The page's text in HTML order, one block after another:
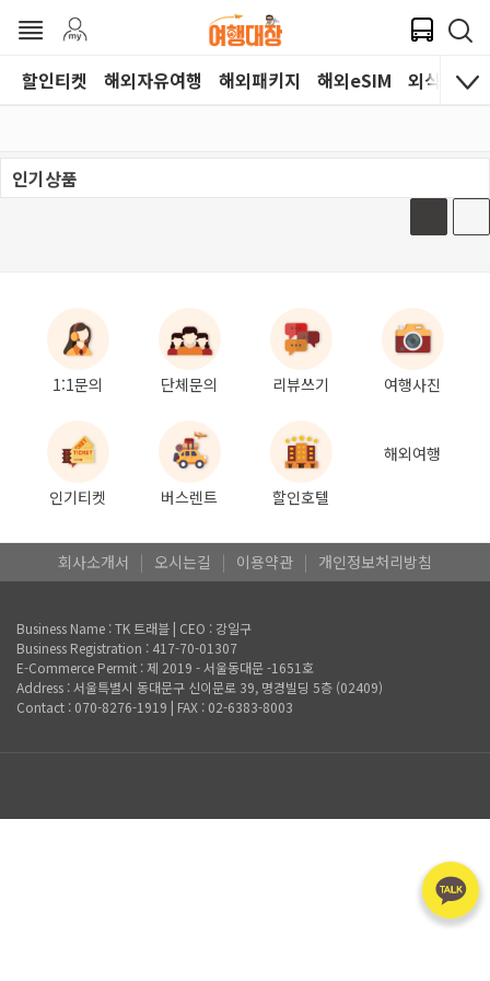
할인티켓 해외자유여행 해외패키지 해외eSIM 외식쿠폰
1:1문의 단체문의 리뷰쓰기 여행사진
인기티켓 버스렌트 할인호텔
해외여행
회사소개서 오시는길 이용약관 개인정보처리방침
Business Name : TK 트래블 | CEO : 강일구
Business Registration : 417-70-01307
E-Commerce Permit : 제 2019 - 서울동대문 -1651호
Address : 서울특별시 동대문구 신이문로 39, 명경빌딩 5층 (02409)
Contact : 070-8276-1919 | FAX : 02-6383-8003